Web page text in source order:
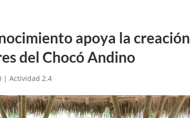
apoya la creación
del Chocó Andino
| Actividad 2.4